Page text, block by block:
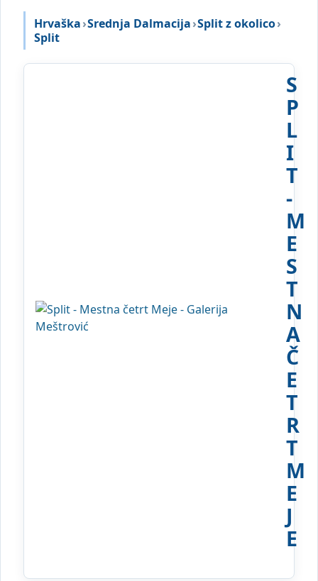
Hrvaška›Srednja Dalmacija›Split z okolico›
Split
S
P
L
I
T
-
M
E
S
T
N
A
Č
E
T
R
T
M
E
J
E